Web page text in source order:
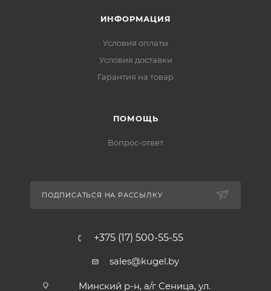
ИНФОРМАЦИЯ
Условия оплаты
Условия доставки
Гарантия на товар
ПОМОЩЬ
Вопрос-ответ
ПОДПИСАТЬСЯ НА РАССЫЛКУ
+375 (17) 500-55-55
sales@kugel.by
Минский р-н, а/г Сеница, ул.